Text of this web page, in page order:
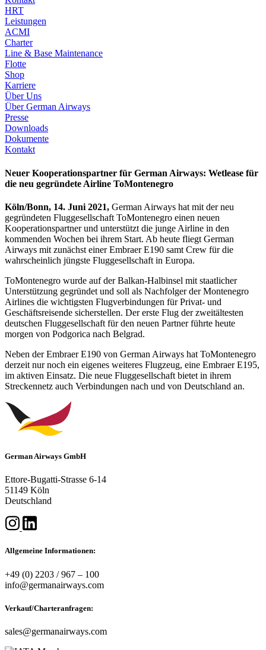
HRT
Leistungen
ACMI
Charter
Line & Base Maintenance
Flotte
Shop
Karriere
Über Uns
Über German Airways
Presse
Downloads
Dokumente
Kontakt
Neuer Kooperationspartner für German Airways: Wetlease für
die neu gegründete Airline ToMontenegro
Köln/Bonn, 14. Juni 2021, German Airways hat mit der neu
gegründeten Fluggesellschaft ToMontenegro einen neuen
Kooperationspartner und unterstützt die junge Airline in den
kommenden Wochen bei ihrem Start. Ab heute fliegt German
Airways mit zunächst einer Embraer E190 samt Crew für die
wahrscheinlich jüngste Fluggesellschaft in Europa.
ToMontenegro wurde auf der Balkan-Halbinsel mit staatlicher
Unterstützung gegründet und soll als Nachfolger der Montenegro
Airlines die wichtigsten Flugverbindungen für Privat- und
Geschäftsreisende sicherstellen. Der erste Flug der zweitältesten
deutschen Fluggesellschaft für den neuen Partner führte heute
morgen von Podgorica nach Belgrad.
Neben der Embraer E190 von German Airways hat ToMontenegro
derzeit nur noch ein eigenes weiteres Flugzeug, eine Embraer E195,
im aktiven Einsatz. Die neue Fluggesellschaft bietet in ihrem
Streckennetz auch Verbindungen nach und von Deutschland an.
German Airways GmbH
Ettore-Bugatti-Strasse 6-14
51149 Köln
Deutschland
Allgemeine Informationen:
+49 (0) 2203 / 967 – 100
info@germanairways.com
Verkauf/Charteranfragen:
sales@germanairways.com